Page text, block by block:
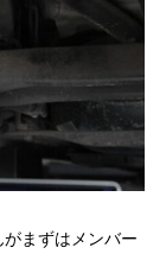
まずはメンバー